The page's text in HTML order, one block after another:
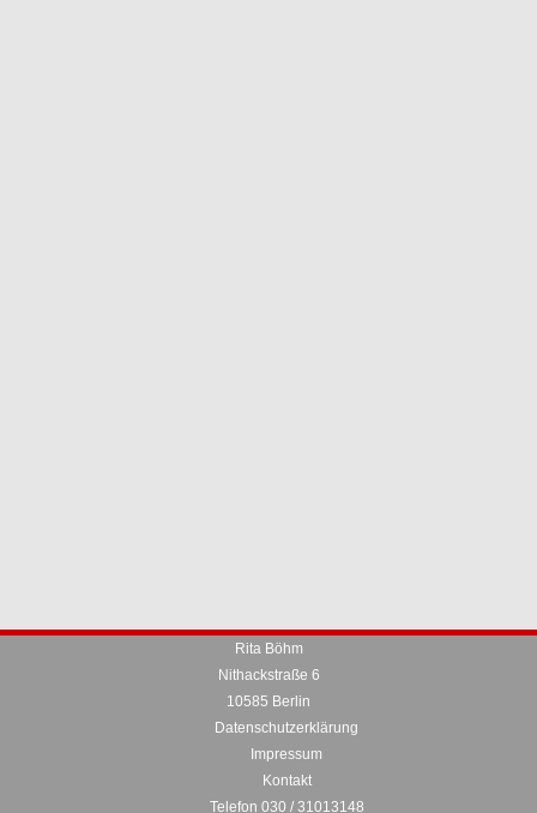
Rita Böhm
Nithackstraße 6
10585 Berlin
Datenschutzerklärung
Impressum
Kontakt
Telefon 030 / 31013148